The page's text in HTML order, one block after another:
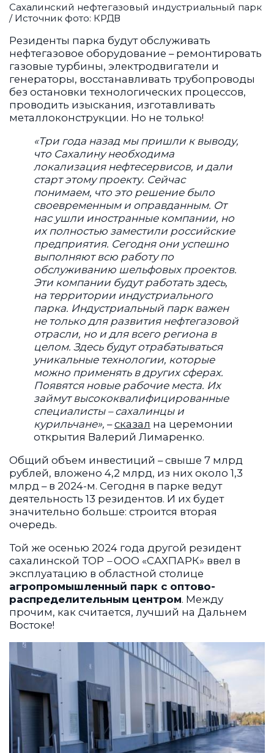
Сахалинский нефтегазовый индустриальный парк
/ Источник фото: КРДВ
Резиденты парка будут обслуживать
нефтегазовое оборудование – ремонтировать
газовые турбины, электродвигатели и
генераторы, восстанавливать трубопроводы
без остановки технологических процессов,
проводить изыскания, изготавливать
металлоконструкции. Но не только!
«Три года назад мы пришли к выводу,
что Сахалину необходима
локализация нефтесервисов, и дали
старт этому проекту. Сейчас
понимаем, что это решение было
своевременным и оправданным. От
нас ушли иностранные компании, но
их полностью заместили российские
предприятия. Сегодня они успешно
выполняют всю работу по
обслуживанию шельфовых проектов.
Эти компании будут работать здесь,
на территории индустриального
парка. Индустриальный парк важен
не только для развития нефтегазовой
отрасли, но и для всего региона в
целом. Здесь будут отрабатываться
уникальные технологии, которые
можно применять в других сферах.
Появятся новые рабочие места. Их
займут высококвалифицированные
специалисты – сахалинцы и
курильчане», –сказал на церемонии
открытия Валерий Лимаренко.
Общий объем инвестиций – свыше 7 млрд
рублей, вложено 4,2 млрд, из них около 1,3
млрд – в 2024-м. Сегодня в парке ведут
деятельность 13 резидентов. И их будет
значительно больше: строится вторая
очередь.
Той же осенью 2024 года другой резидент
сахалинской ТОР –ООО «САХПАРК» ввел в
эксплуатацию в областной столице
агропромышленный парк с оптово-
распределительным центром. Между
прочим, как считается, лучший на Дальнем
Востоке!